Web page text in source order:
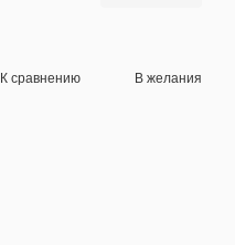
К сравнению В желания